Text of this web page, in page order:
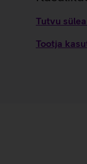
Tutvu
Tootja